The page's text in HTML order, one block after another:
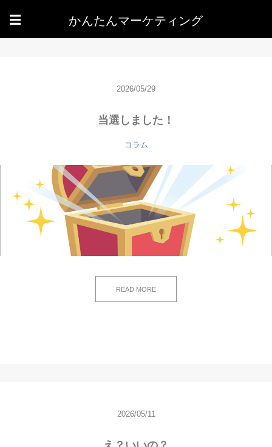
☰ かんたんマーケティング
2026/05/29
当選しました！
コラム
READ MORE
2026/05/11